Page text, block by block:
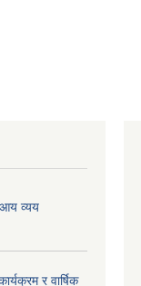
व्यय
र वार्षिक